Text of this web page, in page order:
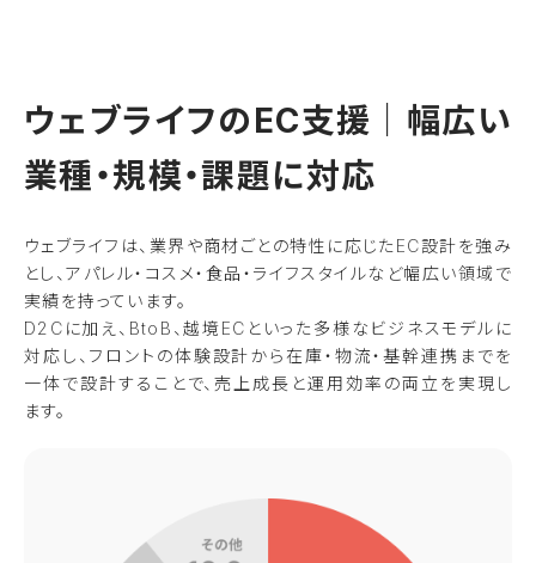
ウェブライフのEC支援｜幅広い
業種・規模・課題に対応
ウェブライフは、業界や商材ごとの特性に応じたEC設計を強み
とし、アパレル・コスメ・食品・ライフスタイルなど幅広い領域で
実績を持っています。
D2Cに加え、BtoB、越境ECといった多様なビジネスモデルに
対応し、フロントの体験設計から在庫・物流・基幹連携までを
一体で設計することで、売上成長と運用効率の両立を実現し
ます。